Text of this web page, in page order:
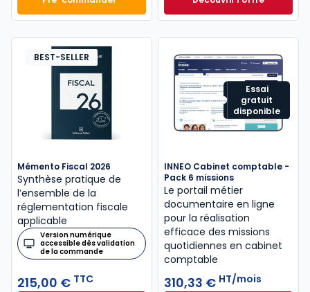
Mémento Comptable 2027 à 199,00 € TTCNavis Comptable
Dès
BEST-SELLER
Mémento Fiscal 2026
Synthèse pratique de
l’ensemble de la
réglementation fiscale
applicable
Version numérique
accessible dès validation
de la commande
215,00 € TTC
Essai
gratuit
disponible
INNEO Cabinet comptable -
Pack 6 missions
Le portail métier
documentaire en ligne
pour la réalisation
efficace des missions
quotidiennes en cabinet
comptable
310,33 € HT/mois